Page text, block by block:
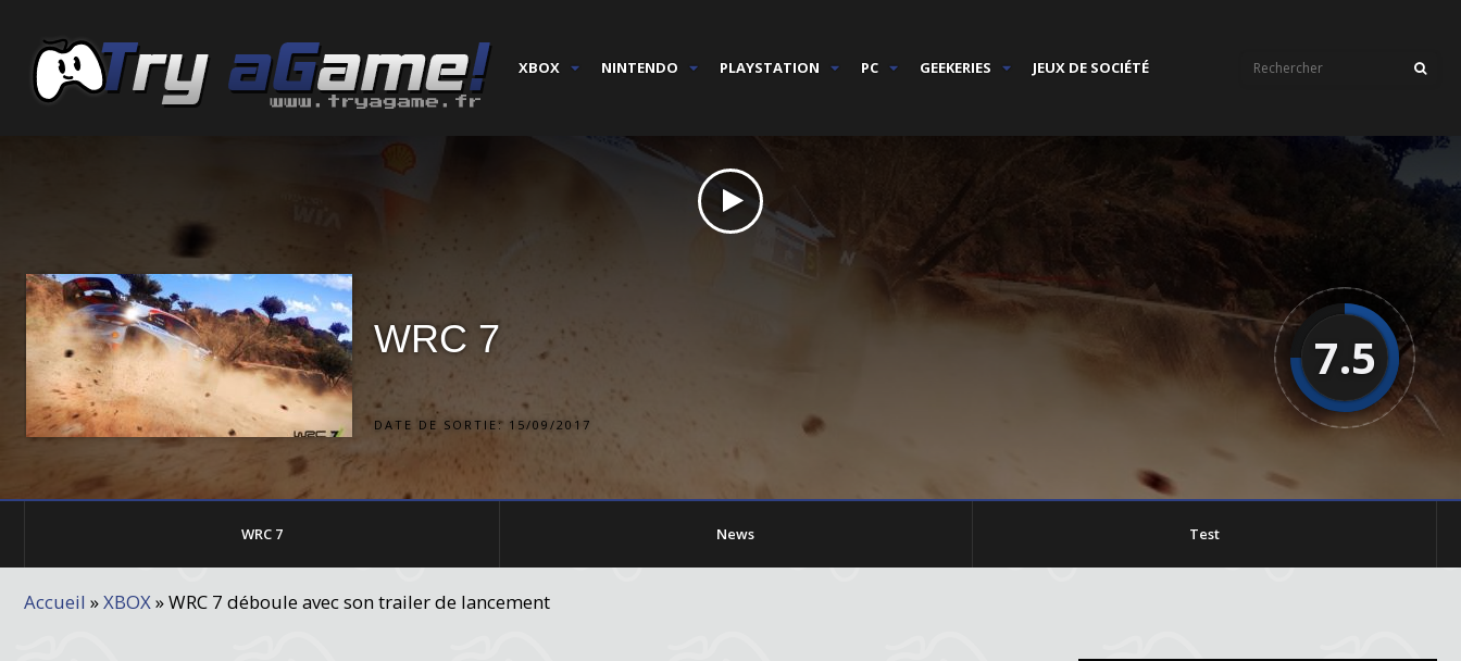
XBOX NINTENDO PLAYSTATION PC GEEKERIES JEUX DE SOCIÉTÉ
WRC 7
DATE DE SORTIE: 15/09/2017
7.5
WRC 7 News Test
Accueil »XBOX»WRC 7 déboule avec son trailer de lancement